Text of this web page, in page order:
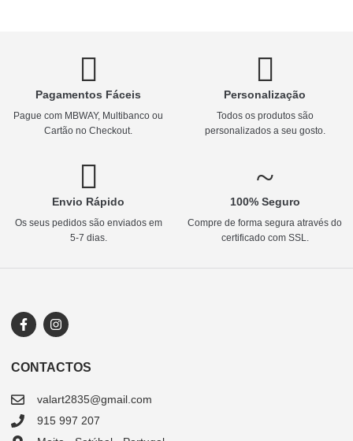
Pagamentos Fáceis
Pague com MBWAY, Multibanco ou
Cartão no Checkout.
Personalização
Todos os produtos são
personalizados a seu gosto.
Envio Rápido
Os seus pedidos são enviados em
5-7 dias.
100% Seguro
Compre de forma segura através do
certificado com SSL.
CONTACTOS
valart2835@gmail.com
915 997 207